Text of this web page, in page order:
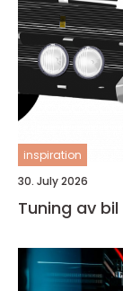
inspiration
30. July 2026